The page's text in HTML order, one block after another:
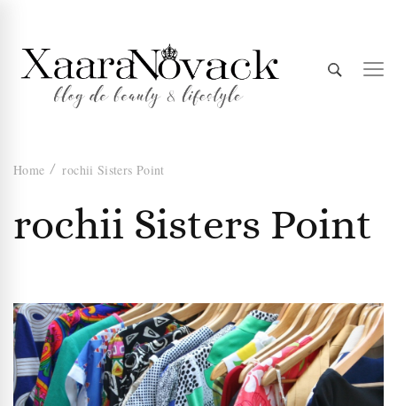
Xaara
Novack
Home rochii Sisters Point
rochii Sisters Point